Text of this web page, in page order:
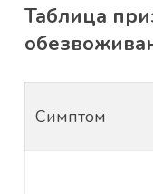
Таблица
Симптом